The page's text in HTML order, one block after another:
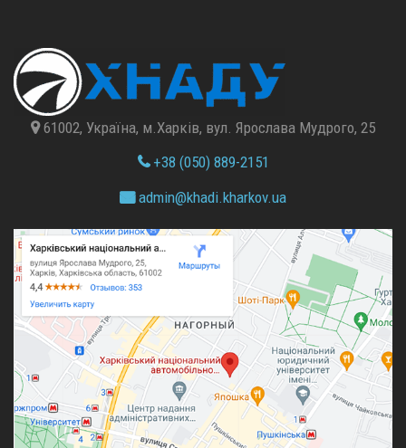
61002, Україна, м.Харків, вул. Ярослава Мудрого, 25
+38 (050) 889-2151
admin@khadi.kharkov.ua